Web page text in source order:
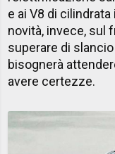
e ai V8 di
novità, invece, sul
superare di slancio
bisognerà
avere certezze.